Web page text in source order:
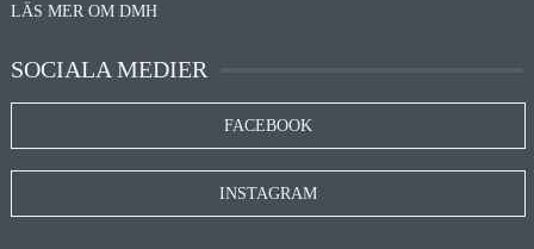
LÄS MER OM DMH
SOCIALA MEDIER
FACEBOOK
INSTAGRAM